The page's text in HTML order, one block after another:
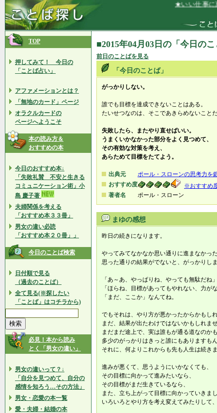
★いい仕事に恵
TOP
押してみて！ 今日の
「ことば占い」
アファメーションとは？
「無地のカード」ページ
オラクルカードの
ページへようこそ
本の読み方＆
おすすめの本
今日のおすすめ本↓
「失敗礼賛 不安と生きる
コミュニケーション術」小
島 慶子著
夫婦関係を考える
「おすすめ本３３冊」
男女の違い必読
「おすすめ本２０冊」」
今日のことば検索
日付順で見る
（過去のことば）
全て見る(※探したい
「ことば」はコチラから)
必見！本から読み
とく「男女の違い」
男女の違いって？↓
「自分を見つめて、自分の
感情を知ろう…その方法」
男女・恋愛の本一覧
愛・夫婦・結婚の本
■2015年04月03日の「今日の
前日のことばを見る
「今日のことば」
がっかりしない。
誰でも目標を達成できないことはある。
たいせつなのは、そこであきらめないこと
失敗したら、またやり直せばいい。
うまくいかなかった部分をよく見つめて、
その有効な対策を考え、
あらためて目標をたてよう。
出典元
ポール・スローンの思考力を
おすすめ度
※おすすめ
著者名
ポール・スローン
まゆの感想
昨日の続きになります。
やってみてなかなか思い通りに進まなかっ
思った通りの結果がでないと、がっかりし
「あ～あ、やっぱりね、やっても無駄だね
「ほらね、目標があってもやれない、力が
「まだ、ここか」なんてね。
でもそれは、やり方が悪かったからかもし
まだ、結果が出たわけではないかもしれま
まだまだ途上で、実は誰もが通る道なのか
多少のがっかりはきっと誰にもありますも
それに、何よりこれからも先も人生は続き
進みが悪くて、思うようにいかなくても、
その目標に向かって進みたいなら、
その目標がまだ生きているなら、
また、立ち上がって目標に向かっていきま
いろいろとやり方を考え変えてみたりして